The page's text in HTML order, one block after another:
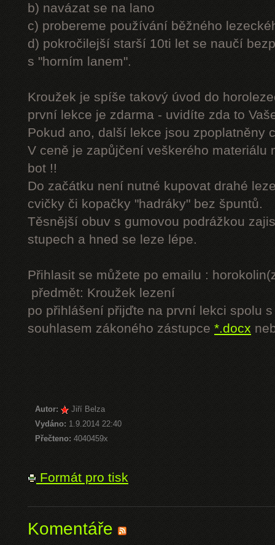
b) navázat se na lano
c) probereme používání běžného
d) pokročilejší starší 10ti let se naučí
s "horním lanem".
Kroužek je spíše takový úvod do
první lekce je zdarma - uvidíte zda to
Pokud ano, další lekce jsou zpoplatněny
V ceně je zapůjčení veškerého materiálu
bot !!
Do začátku není nutné kupovat drahé
cvičky či kopačky "hadráky" bez špuntů.
Těsnější obuv s gumovou podrážkou
stupech a hned se leze lépe.
Přihlasit se můžete po emailu :
předmět: Kroužek lezení
po přihlášení přijďte na první lekci spolu
souhlasem zákoného zástupce *.docx
Autor:
Jiří Belza
Vydáno: 1.9.2014 22:40
Přečteno: 4040459x
Formát pro tisk
Komentáře